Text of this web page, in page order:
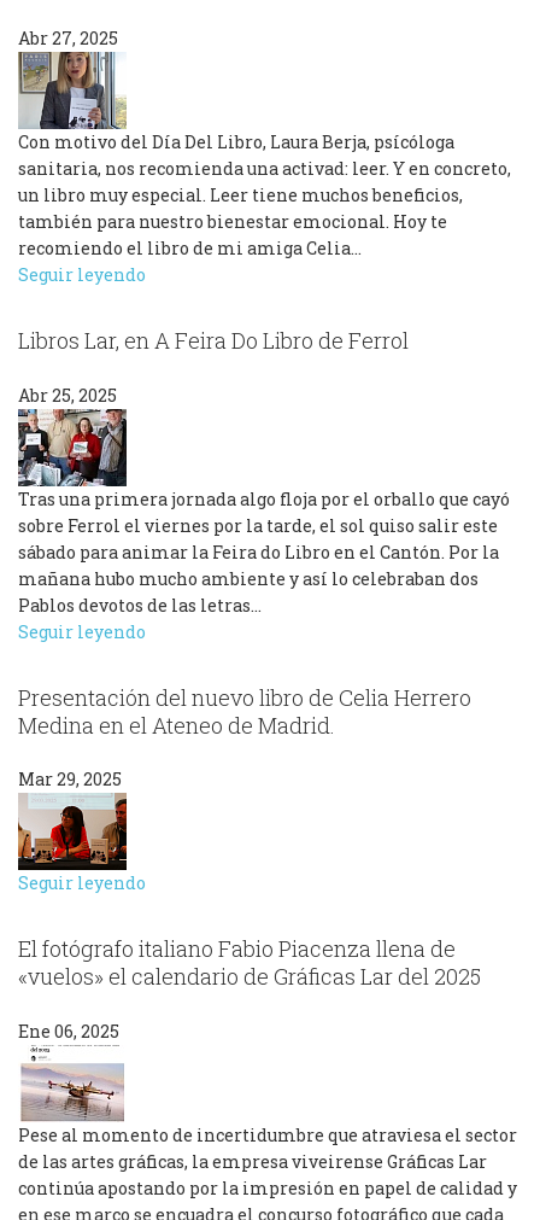
Abr 27, 2025
Con motivo del Día Del Libro, Laura Berja, psícóloga
sanitaria, nos recomienda una activad: leer. Y en concreto,
un libro muy especial. Leer tiene muchos beneficios,
también para nuestro bienestar emocional. Hoy te
recomiendo el libro de mi amiga Celia…
Seguir leyendo
Libros Lar, en A Feira Do Libro de Ferrol
Abr 25, 2025
Tras una primera jornada algo floja por el orballo que cayó
sobre Ferrol el viernes por la tarde, el sol quiso salir este
sábado para animar la Feira do Libro en el Cantón. Por la
mañana hubo mucho ambiente y así lo celebraban dos
Pablos devotos de las letras…
Seguir leyendo
Presentación del nuevo libro de Celia Herrero
Medina en el Ateneo de Madrid.
Mar 29, 2025
Seguir leyendo
El fotógrafo italiano Fabio Piacenza llena de
«vuelos» el calendario de Gráficas Lar del 2025
Ene 06, 2025
Pese al momento de incertidumbre que atraviesa el sector
de las artes gráficas, la empresa viveirense Gráficas Lar
continúa apostando por la impresión en papel de calidad y
en ese marco se encuadra el concurso fotográfico que cada